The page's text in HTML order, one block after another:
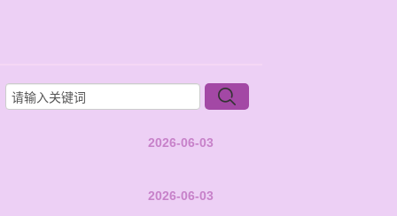
2026-06-03
2026-06-03